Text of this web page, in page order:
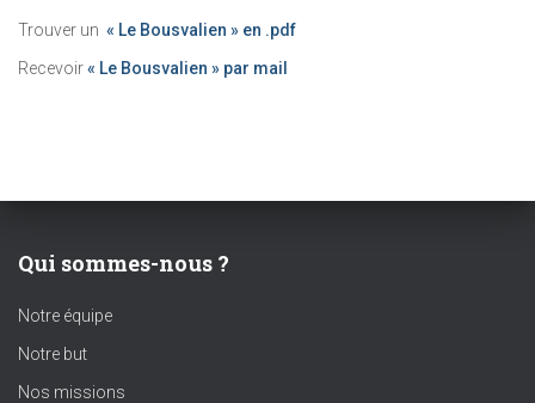
Trouver un « Le Bousvalien » en .pdf
Recevoir« Le Bousvalien » par mail
Qui sommes-nous ?
Notre équipe
Notre but
Nos missions